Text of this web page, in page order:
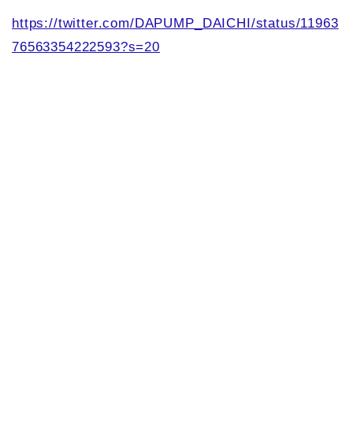
https://twitter.com/DAPUMP_DAICHI/status/11963
76563354222593?s=20